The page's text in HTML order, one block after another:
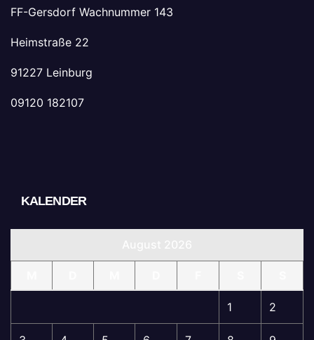
FF-Gersdorf Wachnummer 143
Heimstraße 22
91227 Leinburg
09120 182107
KALENDER
1 2